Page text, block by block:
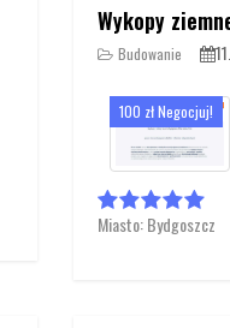
Wykopy
Budowanie
100 zł Negocjuj!
Miasto: Bydgoszcz